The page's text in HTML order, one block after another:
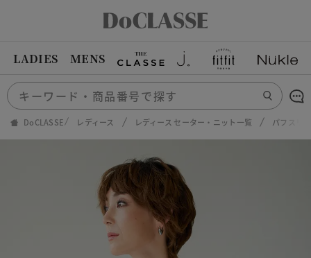
LADIES MENS
DoCLASSE レディース レディース セーター・ニット一覧 パフスリ